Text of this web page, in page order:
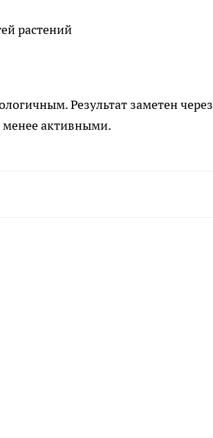
растений
Результат заметен через
менее активными.